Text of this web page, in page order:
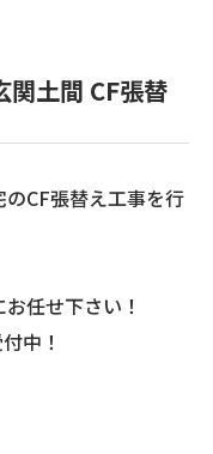
関土間 CF張替
CF張替え工事を行
任せ下さい！
中！